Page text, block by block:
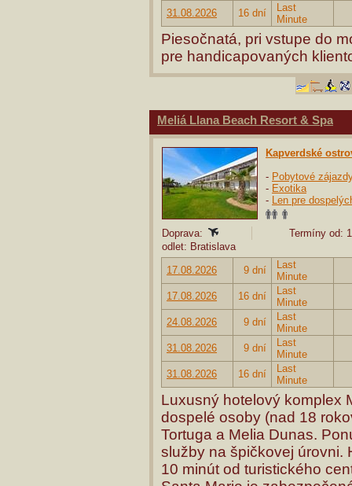
31.08.2026
16 dní
Last
Minute
Piesočnatá, pri vstupe do
pre handicapovaných
Meliá Llana Beach Resort & Spa
Kapverdské
- Pobytové
- Exotika
- Len pre
Doprava:
Termíny od:
odlet: Bratislava
17.08.2026
9 dní
Last
Minute
17.08.2026
16 dní
Last
Minute
24.08.2026
9 dní
Last
Minute
31.08.2026
9 dní
Last
Minute
31.08.2026
16 dní
Last
Minute
Luxusný hotelový komplex
dospelé osoby (nad 18
Tortuga a Melia Dunas.
služby na špičkovej úrovni.
10 minút od turistického